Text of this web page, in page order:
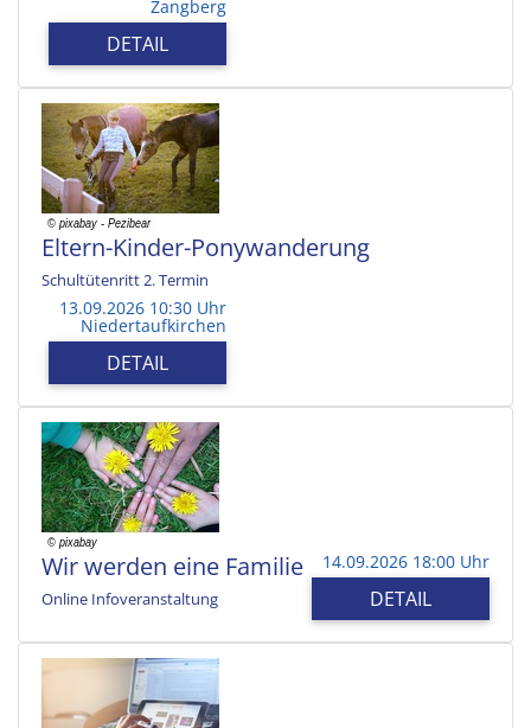
Zangberg
DETAIL
Eltern-Kinder-Ponywanderung
Schultütenritt 2. Termin
13.09.2026 10:30 Uhr
Niedertaufkirchen
DETAIL
Wir werden eine Familie
Online Infoveranstaltung
14.09.2026 18:00 Uhr
DETAIL